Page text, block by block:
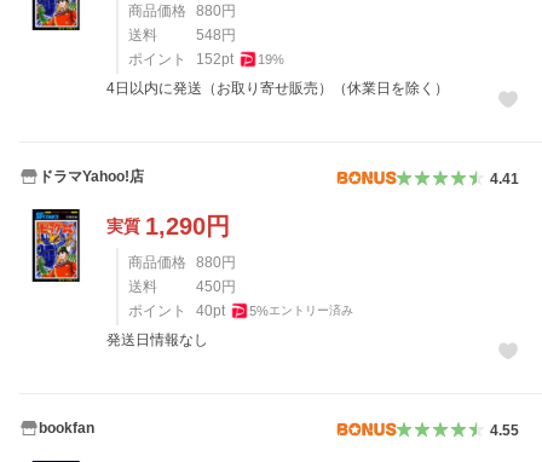
商品価格 880円
送料
548円
ポイント
152pt 19%
4日以内に発送（お取り寄せ販売）（休業日を除く）
ドラマYahoo!店 4.41
実質 1,290円
商品価格 880円
送料
450円
ポイント
40pt 5%エントリー済み
発送日情報なし
bookfan 4.55